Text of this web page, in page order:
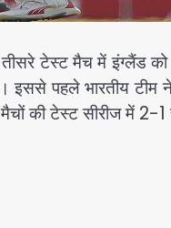
टेस्ट मैच में इंग्लैंड को
पहले भारतीय
की टेस्ट सीरीज में